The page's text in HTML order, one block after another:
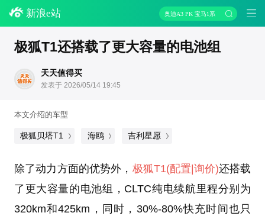
新浪e站 奥迪A3 PK 宝马1系
极狐T1还搭载了更大容量的电池组
天天值得买
发表于 2026/05/14 19:45
本文介绍的车型
极狐贝塔T1 海鸥 吉利星愿
除了动力方面的优势外， 极狐T1(配置 |询价)还搭载
了更大容量的电池组，CLTC纯电续航里程分别为
320km和425km，同时，30%-80%快充时间也只